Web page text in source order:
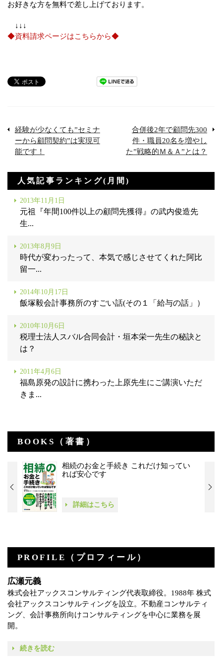
お好きな方を無料で差し上げております。
↓↓↓
◆資料請求ページはこちらから◆
経験が少なくても”セミナ
ーから顧問契約”は実現可
能です！
合併後2年で顧問先300
件・職員20名を増やし
た”戦略的Ｍ＆Ａ”とは？
人気記事ランキング(月間)
2013年11月1日
元祖『年間100件以上の顧問先獲得』の武内俊造先
生...
2013年8月9日
時代が変わったって、本気で感じさせてくれた阿比
留一...
2014年10月17日
飯塚毅会計事務所のすごい話(その１「給与の話」）
2010年10月6日
税理士法人スバル合同会計・垣本栄一先生の秘訣と
は？
2011年4月6日
福島原発の設計に携わった上原先生にご講演いただ
きま...
BOOKS（著書）
相続のお金と手続き これだけ知ってい
れば安心です
詳細はこちら
PROFILE（プロフィール）
広瀬元義
株式会社アックスコンサルティング代表取締役。1988年 株式
会社アックスコンサルティングを設立。不動産コンサルティ
ング、会計事務所向けコンサルティングを中心に業務を展
開。
続きを読む